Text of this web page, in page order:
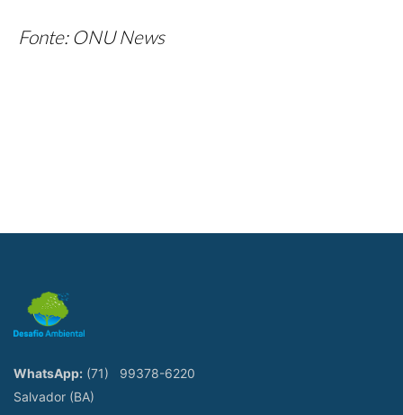
Fonte: ONU News
WhatsApp: (71)
99378-6220
Salvador (BA)